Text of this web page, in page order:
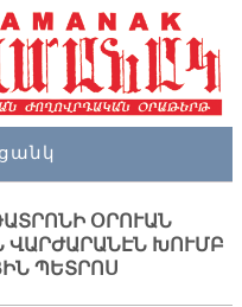
ՕՐՈՒԱՆ
ԽՈՒՄԲ
ՊԵՏՐՈՍ